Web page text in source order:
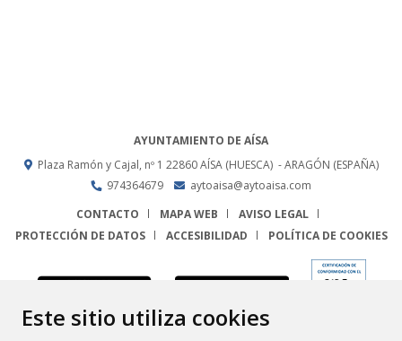
Este sitio utiliza cookies
AYUNTAMIENTO DE AÍSA
Plaza Ramón y Cajal, nº 1 22860 AÍSA (HUESCA) - ARAGÓN (ESPAÑA)
974364679
aytoaisa@aytoaisa.com
CONTACTO
MAPA WEB
AVISO LEGAL
PROTECCIÓN DE DATOS
ACCESIBILIDAD POLÍTICA DE COOKIES